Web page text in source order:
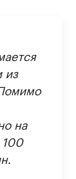
из
на